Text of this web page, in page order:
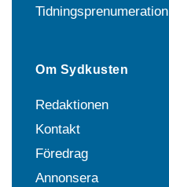
Tidningsprenumeration
Om Sydkusten
Redaktionen
Kontakt
Föredrag
Annonsera